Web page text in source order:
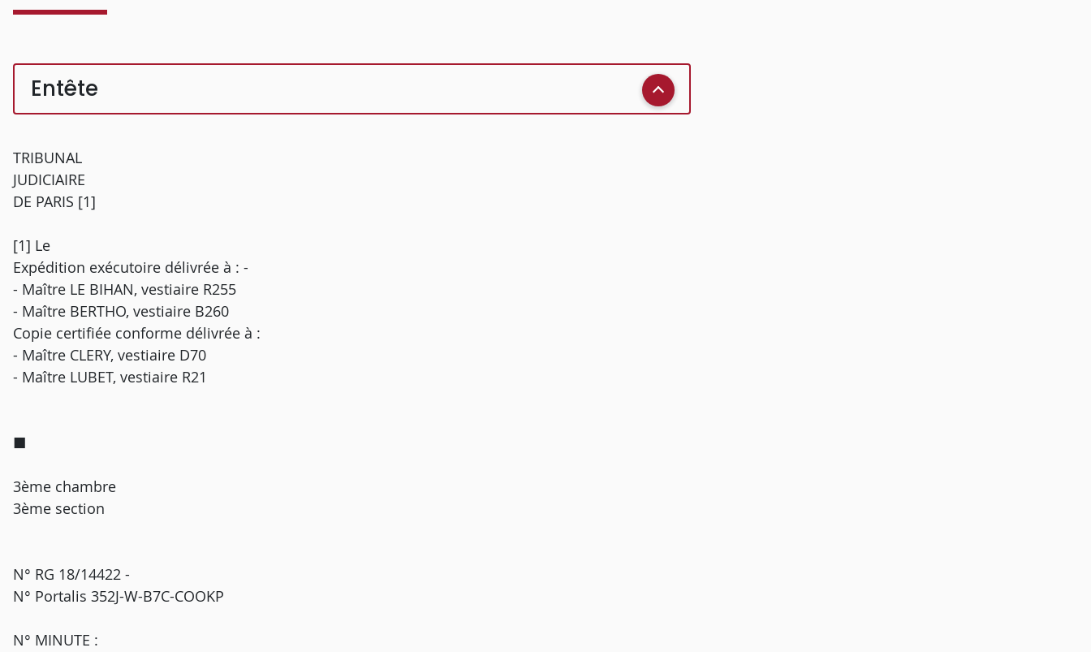
Entête
TRIBUNAL
JUDICIAIRE
DE PARIS [1]
[1] Le
Expédition exécutoire délivrée à : -
- Maître LE BIHAN, vestiaire R255
- Maître BERTHO, vestiaire B260
Copie certifiée conforme délivrée à :
- Maître CLERY, vestiaire D70
- Maître LUBET, vestiaire R21
■
3ème chambre
3ème section
N° RG 18/14422 -
N° Portalis 352J-W-B7C-COOKP
N° MINUTE :